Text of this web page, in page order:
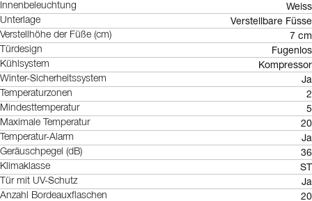
Innenbeleuchtung Weiss
Unterlage Verstellbare Füsse
Verstellhöhe der Füße (cm) 7 cm
Türdesign Fugenlos
Kühlsystem Kompressor
Winter-Sicherheitssystem Ja
Temperaturzonen 2
Mindesttemperatur 5
Maximale Temperatur 20
Temperatur-Alarm Ja
Geräuschpegel (dB) 36
Klimaklasse ST
Tür mit UV-Schutz Ja
Anzahl Bordeauxflaschen 20